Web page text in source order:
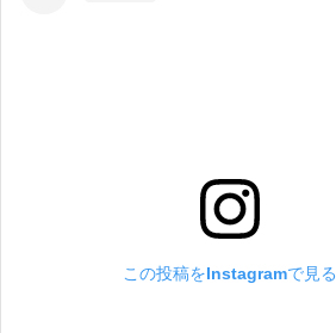
この投稿をInstagramで見る